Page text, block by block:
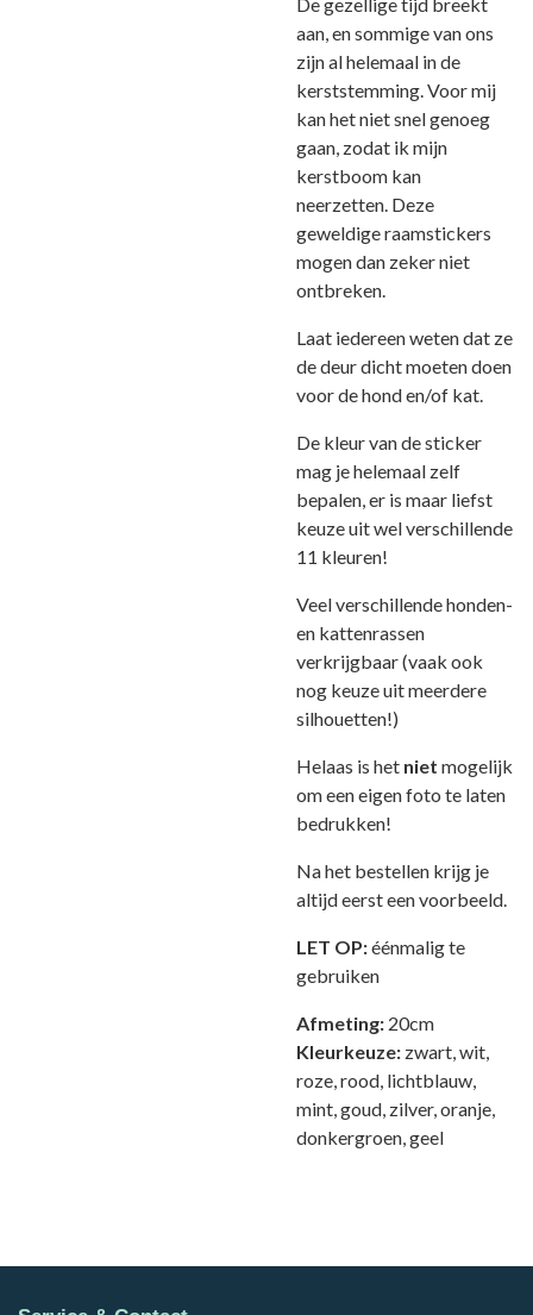
aan, en sommige van ons
zijn al helemaal in de
kerststemming. Voor mij
kan het niet snel genoeg
gaan, zodat ik mijn
kerstboom kan
neerzetten. Deze
geweldige raamstickers
mogen dan zeker niet
ontbreken.
Laat iedereen weten dat ze
de deur dicht moeten doen
voor de hond en/of kat.
De kleur van de sticker
mag je helemaal zelf
bepalen, er is maar liefst
keuze uit wel verschillende
11 kleuren!
Veel verschillende honden-
en kattenrassen
verkrijgbaar (vaak ook
nog keuze uit meerdere
silhouetten!)
Helaas is het niet mogelijk
om een eigen foto te laten
bedrukken!
Na het bestellen krijg je
altijd eerst een voorbeeld.
LET OP:éénmalig te
gebruiken
Afmeting: 20cm
Kleurkeuze: zwart, wit,
roze, rood, lichtblauw,
mint, goud, zilver, oranje,
donkergroen, geel